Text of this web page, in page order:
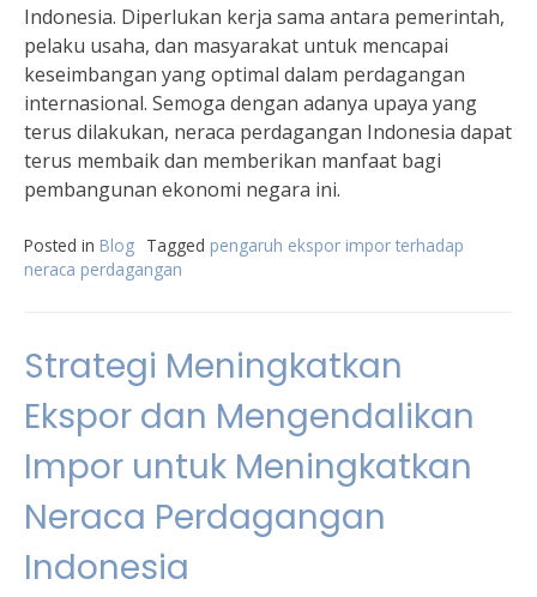
Indonesia. Diperlukan kerja sama antara pemerintah,
pelaku usaha, dan masyarakat untuk mencapai
keseimbangan yang optimal dalam perdagangan
internasional. Semoga dengan adanya upaya yang
terus dilakukan, neraca perdagangan Indonesia dapat
terus membaik dan memberikan manfaat bagi
pembangunan ekonomi negara ini.
Posted in Blog Tagged pengaruh ekspor impor terhadap
neraca perdagangan
Strategi Meningkatkan
Ekspor dan Mengendalikan
Impor untuk Meningkatkan
Neraca Perdagangan
Indonesia